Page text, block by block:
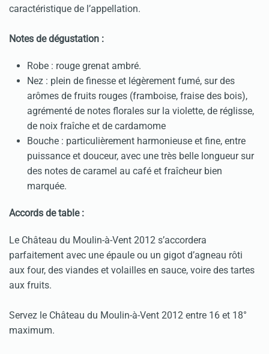
caractéristique de l’appellation.
Notes de dégustation :
Robe : rouge grenat ambré.
Nez : plein de finesse et légèrement fumé, sur des
arômes de fruits rouges (framboise, fraise des bois),
agrémenté de notes florales sur la violette, de réglisse,
de noix fraîche et de cardamome
Bouche : particulièrement harmonieuse et fine, entre
puissance et douceur, avec une très belle longueur sur
des notes de caramel au café et fraîcheur bien
marquée.
Accords de table :
Le Château du Moulin-à-Vent 2012 s’accordera
parfaitement avec une épaule ou un gigot d’agneau rôti
aux four, des viandes et volailles en sauce, voire des tartes
aux fruits.
Servez le Château du Moulin-à-Vent 2012 entre 16 et 18°
maximum.